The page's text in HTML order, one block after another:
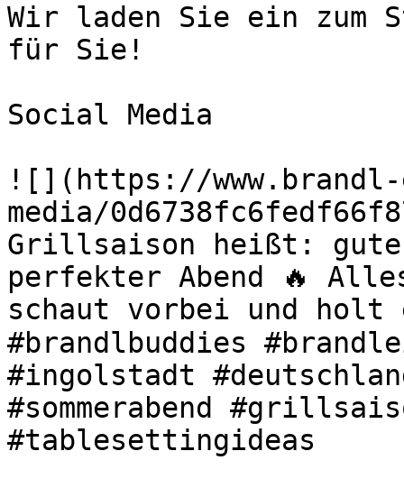
Wir laden Sie ein zum
für Sie!
Social Media
![](https://
media/
Grillsaison heißt:
perfekter Abend 🔥
schaut vorbei und holt
#brandlbuddies
#ingolstadt
#sommerabend
#tablesettingideas